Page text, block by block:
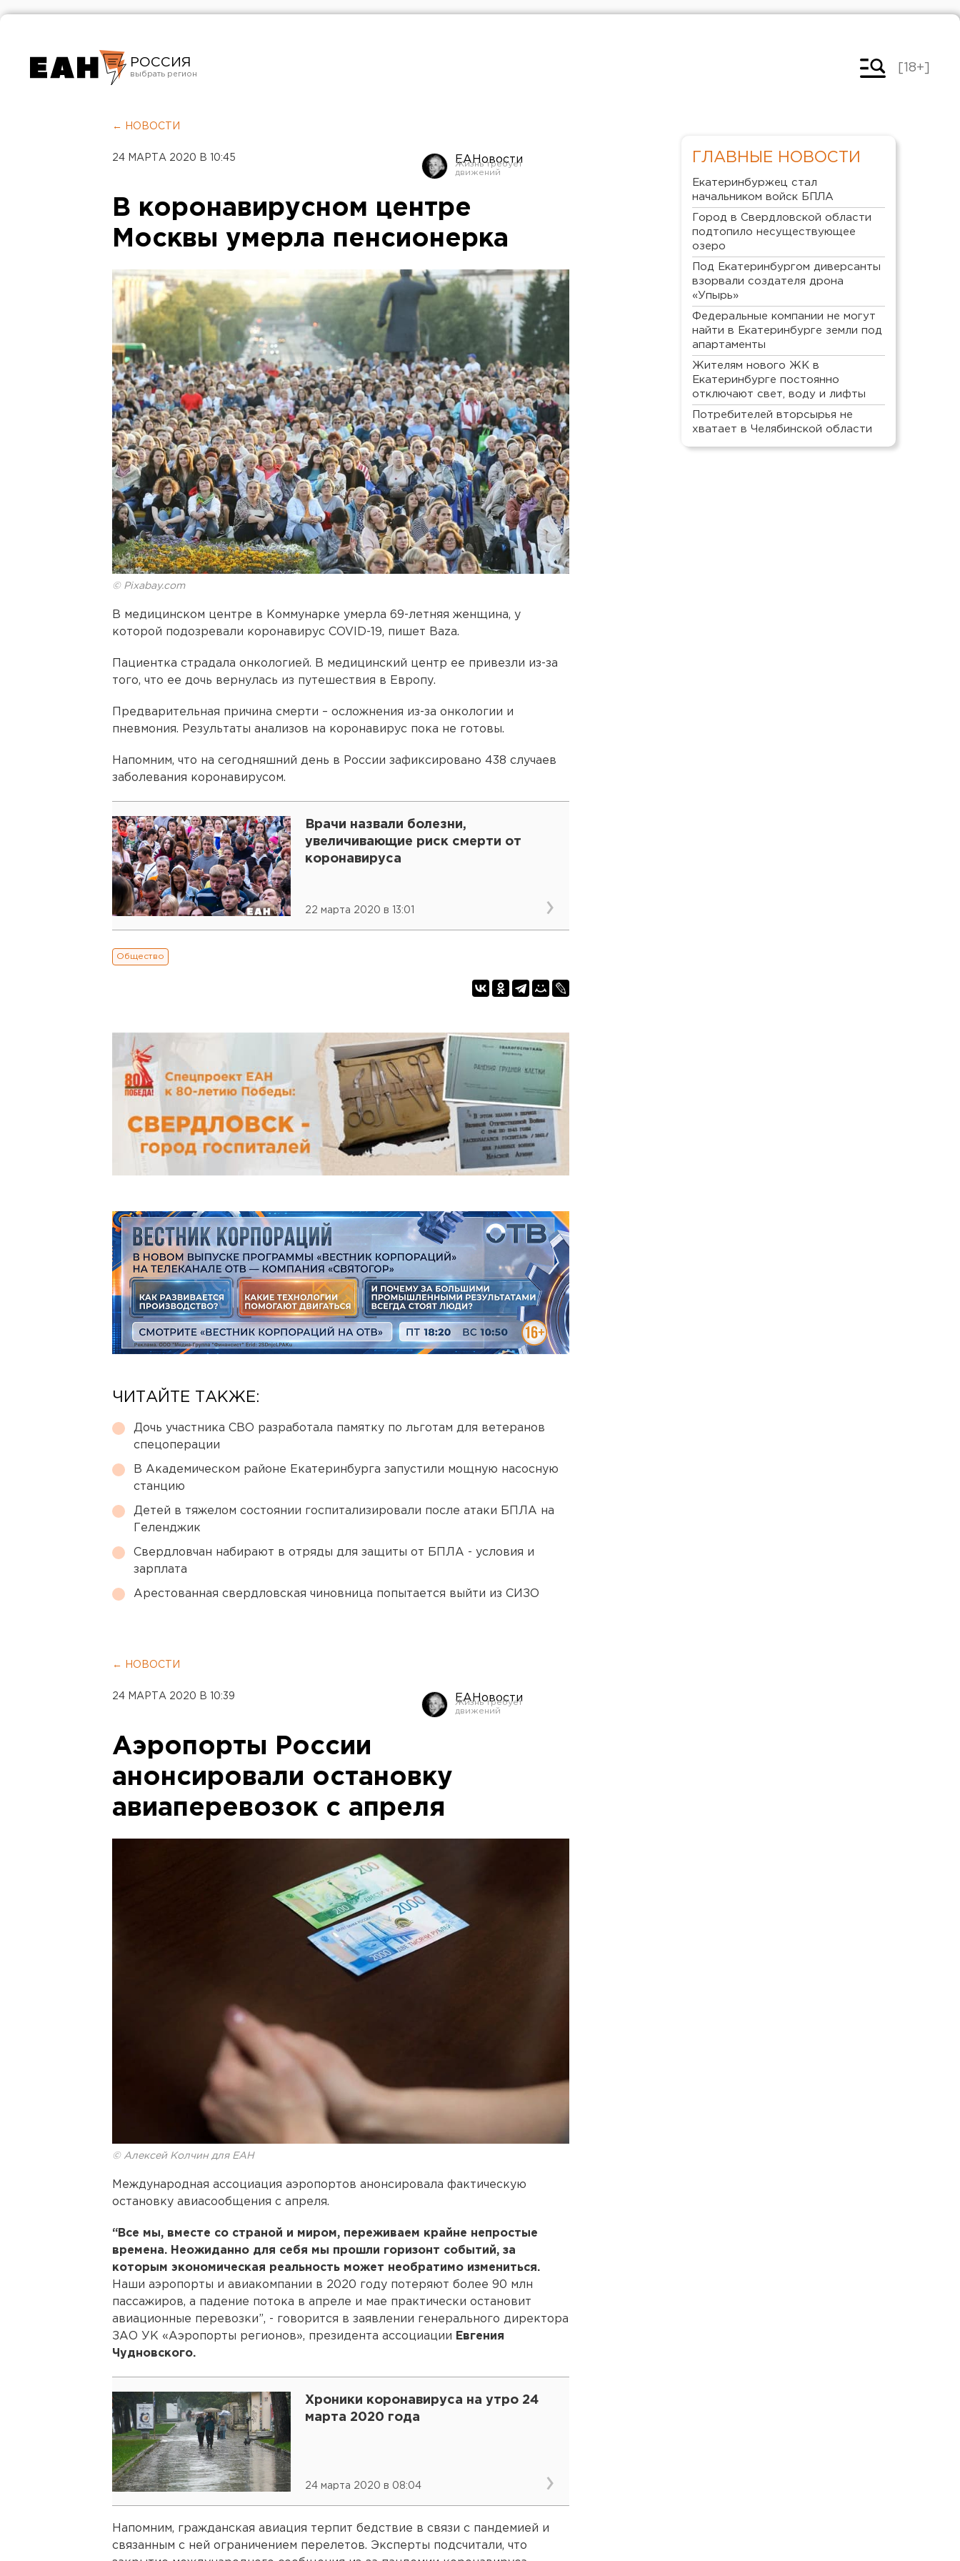
РОССИЯ
Челябинск
[18+]
← НОВОСТИ
24 МАРТА 2020 В 10:45 ЕАНовости
В коронавирусном центре
Москвы умерла пенсионерка
© Pixabay.com
В медицинском центре в Коммунарке умерла 69-летняя женщина, у
которой подозревали коронавирус COVID-19, пишет Baza.
Пациентка страдала онкологией. В медицинский центр ее привезли из-за
того, что ее дочь вернулась из путешествия в Европу.
Предварительная причина смерти – осложнения из-за онкологии и
пневмония. Результаты анализов на коронавирус пока не готовы.
Напомним, что на сегодняшний день в России зафиксировано 438 случаев
заболевания коронавирусом.
Врачи назвали болезни,
увеличивающие риск смерти от
коронавируса
22 марта 2020 в 13:01
Общество
ЧИТАЙТЕ ТАКЖЕ:
Дочь участника СВО разработала памятку по льготам для ветеранов
спецоперации
В Академическом районе Екатеринбурга запустили мощную насосную
станцию
Детей в тяжелом состоянии госпитализировали после атаки БПЛА на
Геленджик
Свердловчан набирают в отряды для защиты от БПЛА - условия и
зарплата
Арестованная свердловская чиновница попытается выйти из СИЗО
← НОВОСТИ
24 МАРТА 2020 В 10:39 ЕАНовости
Аэропорты России
анонсировали остановку
авиаперевозок с апреля
© Алексей Колчин для ЕАН
Международная ассоциация аэропортов анонсировала фактическую
остановку авиасообщения с апреля.
“Все мы, вместе со страной и миром, переживаем крайне непростые
времена. Неожиданно для себя мы прошли горизонт событий, за
которым экономическая реальность может необратимо измениться.
Наши аэропорты и авиакомпании в 2020 году потеряют более 90 млн
пассажиров, а падение потока в апреле и мае практически остановит
авиационные перевозки”, - говорится в заявлении генерального директора
ЗАО УК «Аэропорты регионов», президента ассоциации Евгения
Чудновского.
Хроники коронавируса на утро 24
марта 2020 года
24 марта 2020 в 08:04
Напомним, гражданская авиация терпит бедствие в связи с пандемией и
связанным с ней ограничением перелетов. Эксперты подсчитали, что
ГЛАВНЫЕ НОВОСТИ
Екатеринбуржец стал
начальником войск БПЛА
Город в Свердловской области
подтопило несуществующее
озеро
Под Екатеринбургом диверсанты
взорвали создателя дрона
«Упырь»
Федеральные компании не могут
найти в Екатеринбурге земли под
апартаменты
Жителям нового ЖК в
Екатеринбурге постоянно
отключают свет, воду и лифты
Потребителей вторсырья не
хватает в Челябинской области